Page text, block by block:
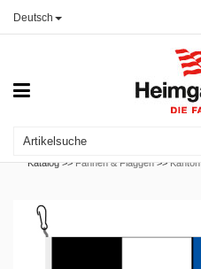
Deutsch
Katalog >>Fahnen & Flaggen >>Kanton